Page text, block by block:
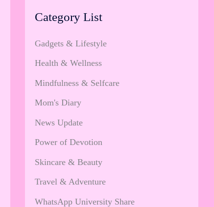
Category List
Gadgets & Lifestyle
Health & Wellness
Mindfulness & Selfcare
Mom's Diary
News Update
Power of Devotion
Skincare & Beauty
Travel & Adventure
WhatsApp University Share